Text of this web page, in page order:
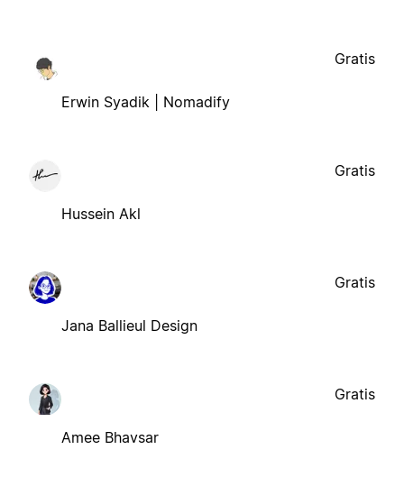
Erwin Syadik | Nomadify
Gratis
Hussein Akl
Gratis
Jana Ballieul Design
Gratis
Amee Bhavsar
Gratis